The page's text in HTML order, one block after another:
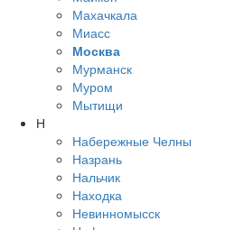
Махачкала
Миасс
Москва
Мурманск
Муром
Мытищи
Н
Набережные Челны
Назрань
Нальчик
Находка
Невинномысск